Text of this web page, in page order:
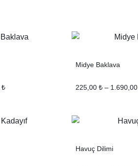
₺
Midye Baklava
225,00 ₺ – 1.690,00
Havuç Dilimi